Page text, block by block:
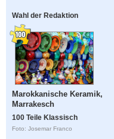
Wahl der Redaktion
Marokkanische Keramik,
Marrakesch
100 Teile Klassisch
Foto: Josemar Franco